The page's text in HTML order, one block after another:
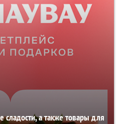
а также товары для